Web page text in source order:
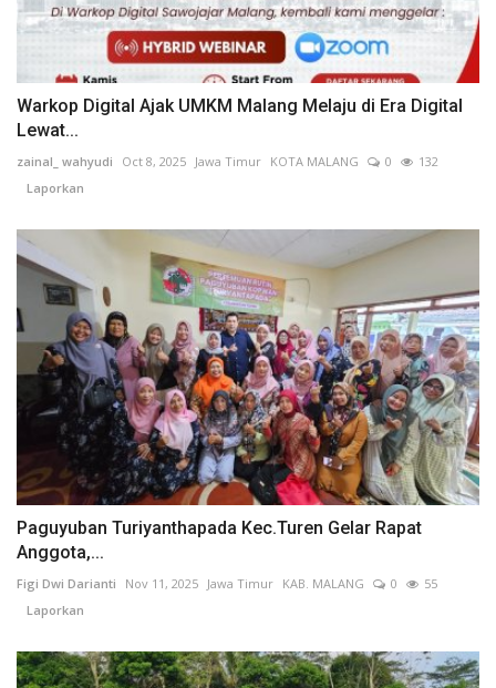
Warkop Digital Ajak UMKM Malang Melaju di Era Digital
Lewat...
zainal_ wahyudi Oct 8, 2025 Jawa Timur KOTA MALANG 0
132
Laporkan
Paguyuban Turiyanthapada Kec.Turen Gelar Rapat
Anggota,...
Figi Dwi Darianti Nov 11, 2025 Jawa Timur KAB. MALANG 0
55
Laporkan